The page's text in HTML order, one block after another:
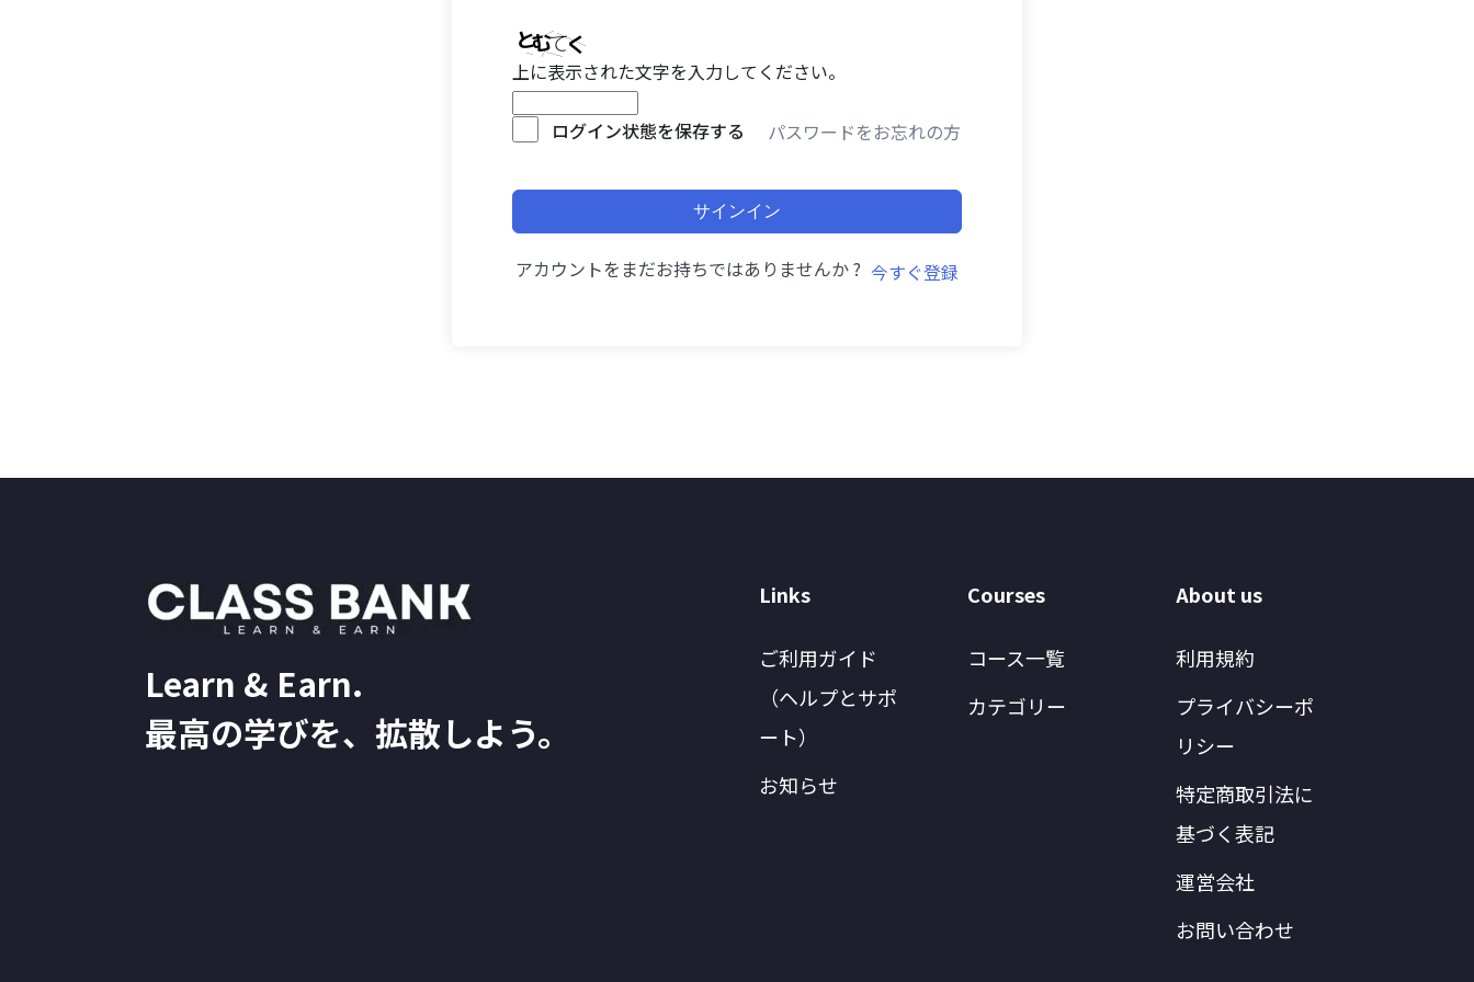
上に表示された文字を入力してください。
ログイン状態を保存する パスワードをお忘れの方
サインイン
アカウントをまだお持ちではありませんか ? 今すぐ登録
Learn & Earn.
最高の学びを、拡散しよう。
Links
ご利用ガイド
（ヘルプとサポ
ート）
お知らせ
Courses
コース一覧
カテゴリー
About us
利用規約
プライバシーポ
リシー
特定商取引法に
基づく表記
運営会社
お問い合わせ